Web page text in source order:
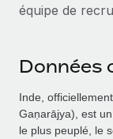
équipe de
Données
Inde,
Gaṇarājya), est
le plus peuplé, le